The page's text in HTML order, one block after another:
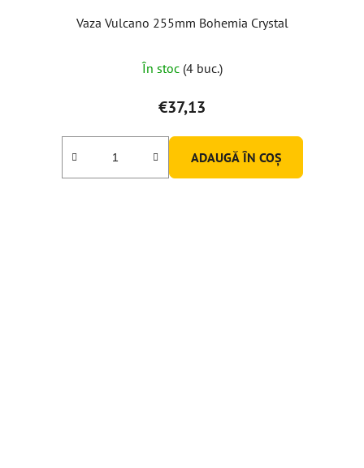
Vaza Vulcano 255mm Bohemia Crystal
În stoc (4 buc.)
€37,13
ADAUGĂ ÎN COŞ